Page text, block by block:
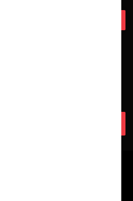
producten of je aankoop, zorg er
bezoekt. Hier vind je
op veelgestelde vragen en
met ons op te nemen.